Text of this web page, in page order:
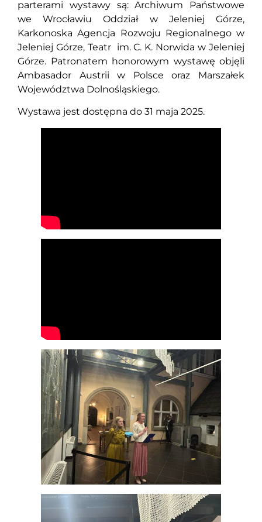
parterami wystawy są: Archiwum Państwowe
we Wrocławiu Oddział w Jeleniej Górze,
Karkonoska Agencja Rozwoju Regionalnego w
Jeleniej Górze, Teatr im. C. K. Norwida w Jeleniej
Górze. Patronatem honorowym wystawę objęli
Ambasador Austrii w Polsce oraz Marszałek
Województwa Dolnośląskiego.
Wystawa jest dostępna do 31 maja 2025.